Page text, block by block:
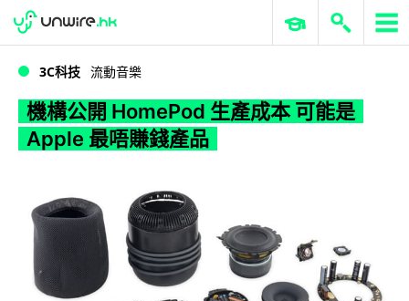
WWDC 2026 ERP 與商業 AI
3C科技 流動音樂
機構公開 HomePod 生產成本 可能是
Apple 最唔賺錢產品